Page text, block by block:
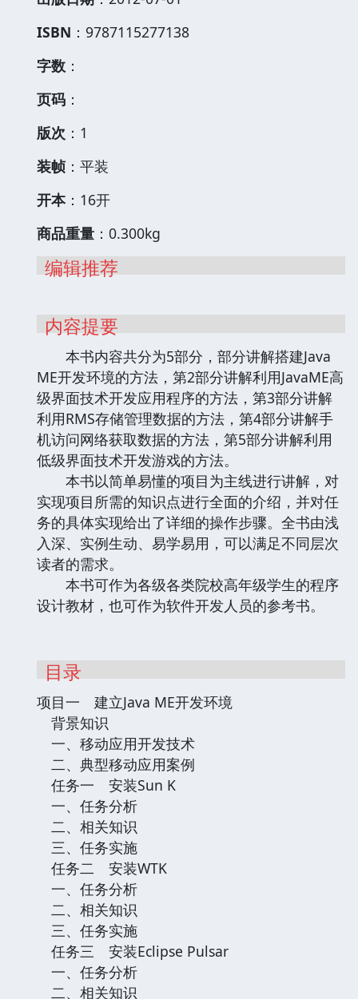
ISBN ：9787115277138
字数 ：
页码 ：
版次 ：1
装帧 ：平装
开本：16开
商品重量 ：0.300kg
编辑推荐
内容提要
本书内容共分为5部分，部分讲解搭建Java
ME开发环境的方法，第2部分讲解利用JavaME高
级界面技术开发应用程序的方法，第3部分讲解
利用RMS存储管理数据的方法，第4部分讲解手
机访问网络获取数据的方法，第5部分讲解利用
低级界面技术开发游戏的方法。
本书以简单易懂的项目为主线进行讲解，对
实现项目所需的知识点进行全面的介绍，并对任
务的具体实现给出了详细的操作步骤。全书由浅
入深、实例生动、易学易用，可以满足不同层次
读者的需求。
本书可作为各级各类院校高年级学生的程序
设计教材，也可作为软件开发人员的参考书。
目录
项目一 建立Java ME开发环境
背景知识
一、移动应用开发技术
二、典型移动应用案例
任务一 安装Sun K
一、任务分析
二、相关知识
三、任务实施
任务二 安装WTK
一、任务分析
二、相关知识
三、任务实施
任务三 安装Eclipse Pulsar
一、任务分析
二、相关知识